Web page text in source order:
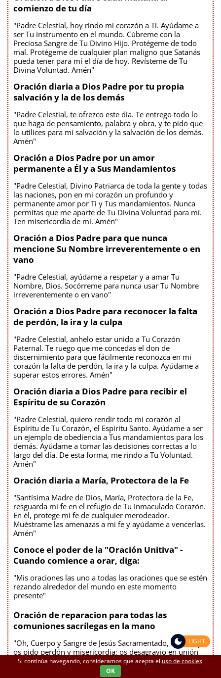
comienzo de tu día
"Padre Celestial, hoy rindo mi corazón a Ti. Ayúdame a
ser Tu instrumento en el mundo. Cúbreme con la
Preciosa Sangre de Tu Divino Hijo. Protégeme de todo
mal. Protégeme de cualquier plan maligno que Satanás
pueda tener para mí el día de hoy. Revísteme de Tu
Divina Voluntad. Amén"
Oración diaria a Dios Padre por tu propia
salvación y la de los demás
"Padre Celestial, te ofrezco este día. Te entrego todo lo
que haga de pensamiento, palabra y obra, y te pido que
lo utilices para mi salvación y la salvación de los demás.
Amén"
Oración a Dios Padre por un amor
permanente a Él y a Sus Mandamientos
"Padre Celestial, Divino Patriarca de toda la gente y todas
las naciones, pon en mi corazón un profundo y
permanente amor por Ti y Tus mandamientos. Nunca
permitas que me aparte de Tu Divina Voluntad para mí.
Ten misericordia de mí. Amén"
Oración a Dios Padre para que nunca
mencione Su Nombre irreverentemente o en
vano
"Padre Celestial, ayúdame a respetar y a amar Tu
Nombre, Dios. Socórreme para nunca usar Tu Nombre
irreverentemente o en vano"
Oración a Dios Padre para reconocer la falta
de perdón, la ira y la culpa
"Padre Celestial, anhelo estar unido a Tu Corazón
Paternal. Te ruego que me concedas el don de
discernimiento para que fácilmente reconozca en mi
corazón la falta de perdón, la ira y la culpa. Ayúdame a
superar estos errores. Amén"
Oración diaria a Dios Padre para recibir el
Espíritu de su Corazón
"Padre Celestial, quiero rendir todo mi corazón al
Espíritu de Tu Corazón, el Espíritu Santo. Ayúdame a ser
un ejemplo de obediencia a Tus mandamientos para los
demás. Ayúdame a tomar las decisiones correctas a lo
largo del día. De esta forma, me rindo a Tu Voluntad.
Amén"
Oración diaria a María, Protectora de la Fe
"Santísima Madre de Dios, María, Protectora de la Fe,
resguarda mi fe en el refugio de Tu Inmaculado Corazón.
En él, protege mi fe de cualquier merodeador.
Muéstrame las amenazas a mi fe y ayúdame a vencerlas.
Amén"
Conoce el poder de la "Oración Unitiva" -
Cuando comience a orar, diga:
"Mis oraciones las uno a todas las oraciones que se estén
rezando alrededor del mundo en este momento
presente"
Oración de reparacion para todas las
comuniones sacrílegas en la mano
"Oh, Cuerpo y Sangre de Jesús Sacramentado, os amo y
os pido perdón y misericordia; os desagravio en unión
con la Santísima Virgen María y toda la Corte Celestial,
por todas las comuniones indignas y sacrílegas, que a
Si continúa navegando, consideramos que acepta el uso de cookies.
OK
LIGHT